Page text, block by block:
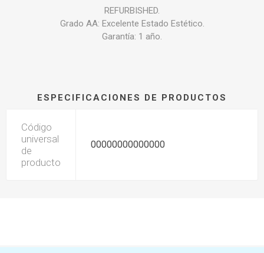
REFURBISHED.
Grado AA: Excelente Estado Estético.
Garantía: 1 año.
ESPECIFICACIONES DE PRODUCTOS
Código
universal
de
producto
00000000000000